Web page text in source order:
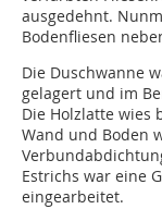
ausgedehnt.
Bodenfliesen
Die Duschwanne
gelagert und im
Die Holzlatte wies
Wand und Boden
Estrichs war eine
eingearbeitet.